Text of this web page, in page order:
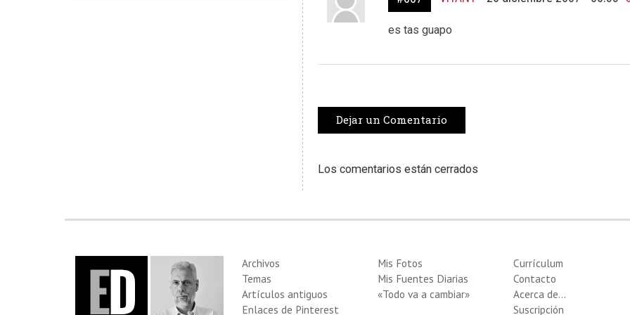
es tas guapo
Dejar un Comentario
Los comentarios están cerrados
Archivos
Temas
Artículos antiguos
Enlaces de Pinterest
Mis Fotos
Mis Fuentes Diarias
«Todo va a cambiar»
Currículum
Contacto
Acerca de…
Suscripción